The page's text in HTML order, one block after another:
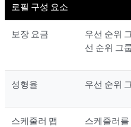
로필 구성 요소
보장 요금
우선 순위
선 순위 그
성형율 우선 순위
스케줄러 맵
스케줄러